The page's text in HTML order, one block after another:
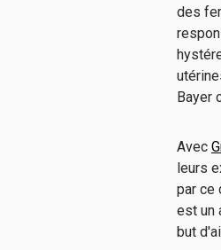
des
Bayer
Avec
leurs
par ce
est un
but